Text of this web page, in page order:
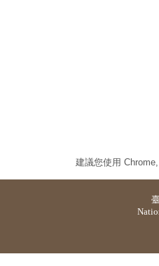
建議您使用